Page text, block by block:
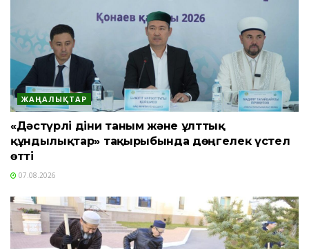
ЖАҢАЛЫҚТАР
«Дәстүрлі діни таным және ұлттық
құндылықтар» тақырыбында дөңгелек үстел
өтті
07.08.2026